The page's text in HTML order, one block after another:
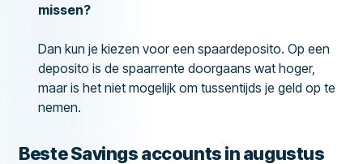
missen?
Dan kun je kiezen voor een spaardeposito. Op een
deposito is de spaarrente doorgaans wat hoger,
maar is het niet mogelijk om tussentijds je geld op te
nemen.
Beste Savings accounts in augustus